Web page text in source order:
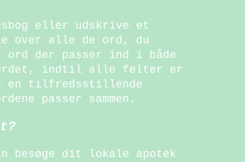
eller udskrive et
over alle de ord, du
der passer ind i både
indtil alle felter er
en tilfredsstillende
passer sammen.
besøge dit lokale apotek